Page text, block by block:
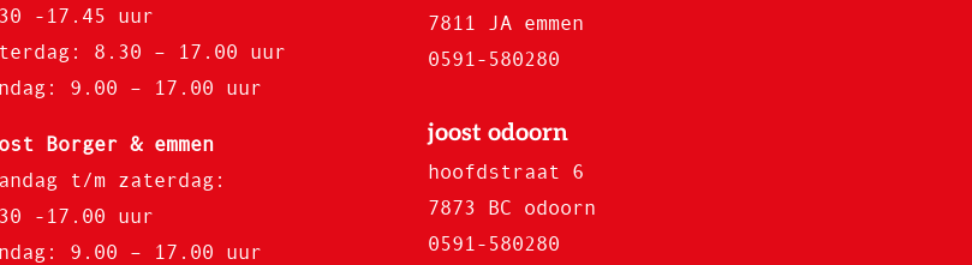
-17.45 uur
8.30 – 17.00 uur
9.00 – 17.00 uur
Borger & emmen
t/m zaterdag:
-17.00 uur
9.00 – 17.00 uur
7811 JA emmen
0591-580280
joost odoorn
hoofdstraat 6
7873 BC odoorn
0591-580280